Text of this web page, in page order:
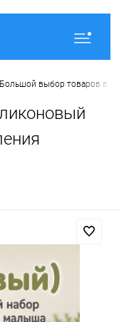
Большой выбор товаров в